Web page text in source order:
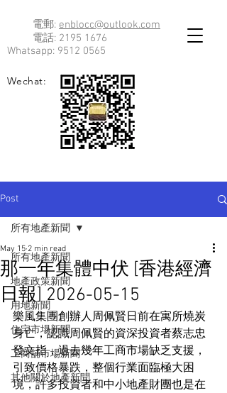
電郵: enblocc@outlook.com
電話: 2195 1676
Whatsapp: 9512 0565
Wechat:
Post
所有地產新聞
地產政策新聞
用地新聞
住宅市場新聞
工商舖市場新聞
其他關於地產新聞
所有地產新聞
那一年集體中伏 [香港經濟
日報] 2026-05-15
May 15 2 min read
樂風集團創辦人周佩賢日前在寓所燒炭
身亡，認識周佩賢的資深投資者蔡志忠
發文指，過去幾年工商市場缺乏支援，
引致價格暴跌，整個行業面臨極大困
境，許多投資者和中小地產財團也是在